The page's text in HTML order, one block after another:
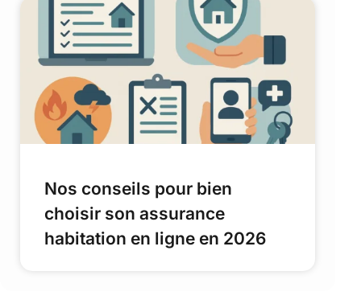
Nos conseils pour bien
choisir son assurance
habitation en ligne en 2026